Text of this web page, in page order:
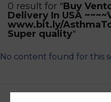
0 result for "Buy
Delivery In USA
www.bit.ly/
Super quality"
No content found for this